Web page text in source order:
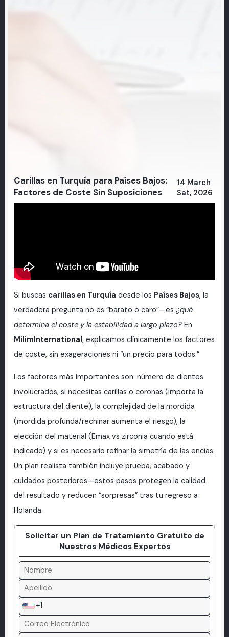
Carillas en Turquía para Países Bajos:
Factores de Coste Sin Suposiciones
14 March
Sat, 2026
Si buscas carillas en Turquía desde los Países Bajos, la
verdadera pregunta no es “barato o caro”—es ¿qué
determina el coste y la estabilidad a largo plazo?En
MilimInternational, explicamos clínicamente los factores
de coste, sin exageraciones ni “un precio para todos.”
Los factores más importantes son: número de dientes
involucrados, si necesitas carillas o coronas (importa la
estructura del diente), la complejidad de la mordida
(mordida profunda/rechinar aumenta el riesgo), la
elección del material (Emax vs zirconia cuando está
indicado) y si es necesario refinar la simetría de las encías.
Un plan realista también incluye prueba, acabado y
cuidados posteriores—estos pasos protegen la calidad
del resultado y reducen “sorpresas” tras tu regreso a
Holanda.
Solicitar un Plan de Tratamiento Gratuito de
Nuestros Médicos Expertos
+1